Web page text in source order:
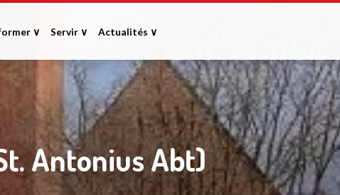
∨ Servir ∨ Actualités ∨
Antonius Abt)